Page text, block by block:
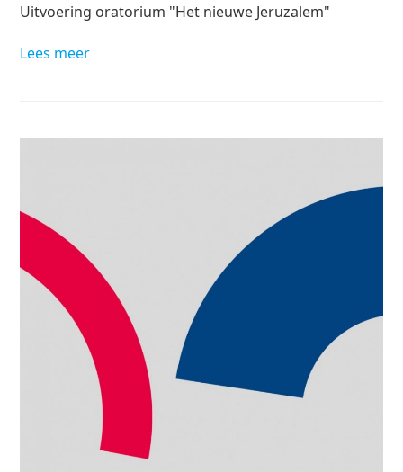
Uitvoering oratorium "Het nieuwe Jeruzalem"
Lees meer